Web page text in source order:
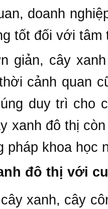
doanh
tốt đối với
giản, cây
cảnh quan
duy trì cho
xanh đô thị
pháp khoa học
đô thị với
xanh, cây